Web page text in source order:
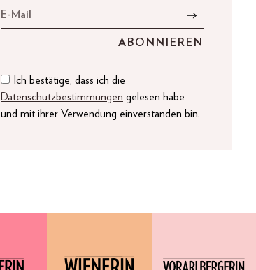
Ich bestätige, dass ich die
Datenschutzbestimmungen gelesen habe
und mit ihrer Verwendung einverstanden bin.